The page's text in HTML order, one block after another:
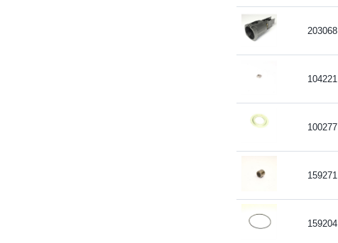
203068
104221
100277
159271
159204